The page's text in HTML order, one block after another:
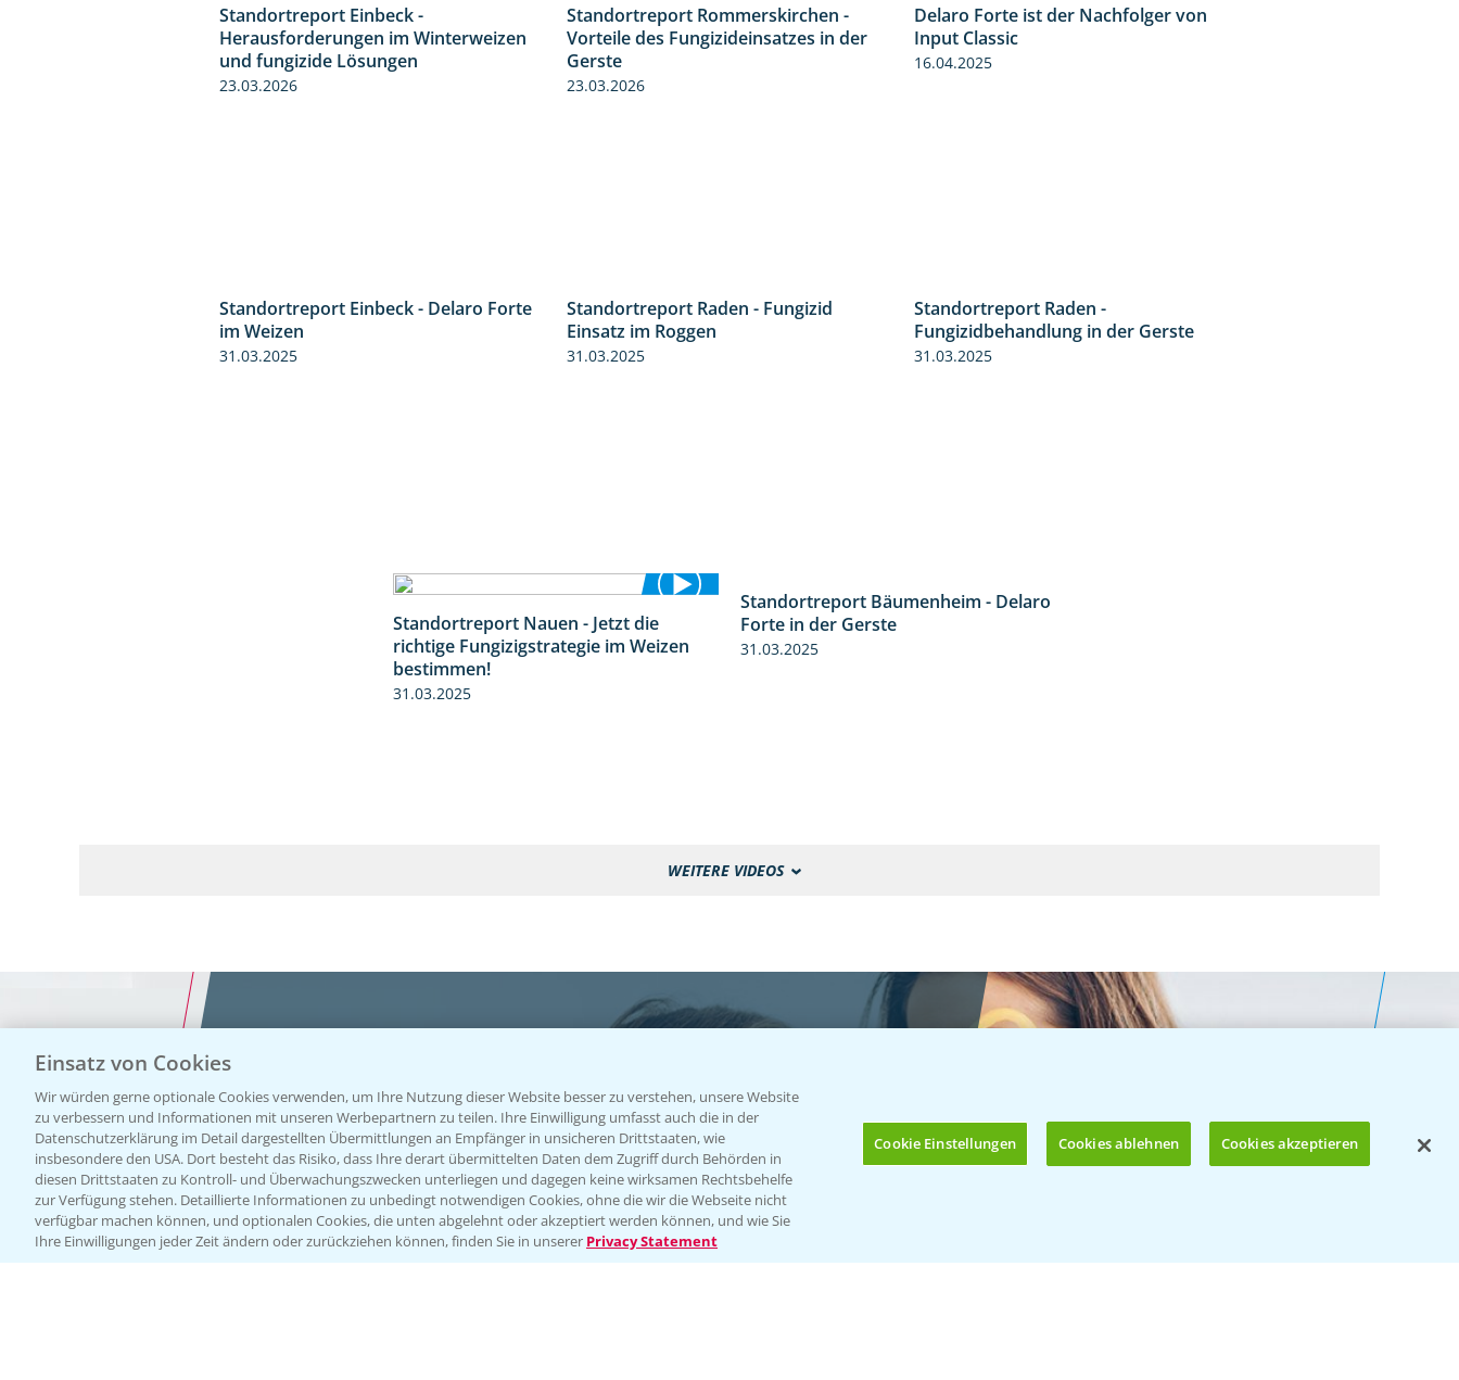
7:08
Standortreport Einbeck -
Herausforderungen im Winterweizen
und fungizide Lösungen
23.03.2026
5:47
Standortreport Rommerskirchen -
Vorteile des Fungizideinsatzes in der
Gerste
23.03.2026
Delaro Forte ist der Nachfolger von
Input Classic
16.04.2025
Standortreport Einbeck - Delaro Forte
im Weizen
31.03.2025
Standortreport Raden - Fungizid
Einsatz im Roggen
4:49
Standortreport Raden -
Fungizidbehandlung in der Gerste
31.03.2025
Standortreport Nauen - Jetzt die
richtige Fungizigstrategie im Weizen
bestimmen!
31.03.2025
Standortreport Bäumenheim - Delaro
Forte in der Gerste
31.03.2025
WEITERE VIDEOS
Bis zu 4 Produkte vergleichen:
Vegetables by Bayer
Gemüsesaatgut
von Vegetables
Einsatz von Cookies
Wir würden gerne optionale Cookies verwenden, um Ihre Nutzung dieser Website besser zu verstehen, unsere Website
zu verbessern und Informationen mit unseren Werbepartnern zu teilen. Ihre Einwilligung umfasst auch die in der
Datenschutzerklärung im Detail dargestellten Übermittlungen an Empfänger in unsicheren Drittstaaten, wie
insbesondere den USA. Dort besteht das Risiko, dass Ihre derart übermittelten Daten dem Zugriff durch Behörden in
diesen Drittstaaten zu Kontroll- und Überwachungszwecken unterliegen und dagegen keine wirksamen Rechtsbehelfe
zur Verfügung stehen. Detaillierte Informationen zu unbedingt notwendigen Cookies, ohne die wir die Webseite nicht
verfügbar machen können, und optionalen Cookies, die unten abgelehnt oder akzeptiert werden können, und wie Sie
Ihre Einwilligungen jeder Zeit ändern oder zurückziehen können, finden Sie in unserer Privacy Statement
Cookie Einstellungen Cookies ablehnen Cookies akzeptieren